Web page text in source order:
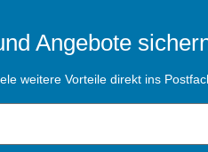
Angebote
weitere Vorteile direkt ins